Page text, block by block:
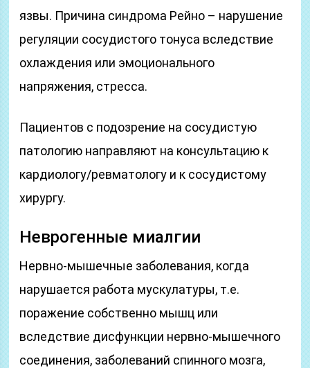
язвы. Причина синдрома Рейно – нарушение
регуляции сосудистого тонуса вследствие
охлаждения или эмоционального
напряжения, стресса.
Пациентов с подозрение на сосудистую
патологию направляют на консультацию к
кардиологу/ревматологу и к сосудистому
хирургу.
Неврогенные миалгии
Нервно-мышечные заболевания, когда
нарушается работа мускулатуры, т.е.
поражение собственно мышц или
вследствие дисфункции нервно-мышечного
соединения, заболеваний спинного мозга,